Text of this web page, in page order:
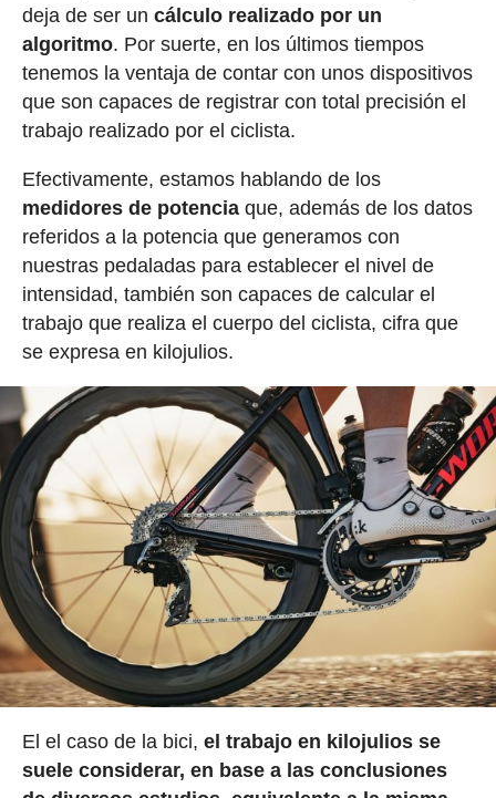
deja de ser un cálculo realizado por un
algoritmo. Por suerte, en los últimos tiempos
tenemos la ventaja de contar con unos dispositivos
que son capaces de registrar con total precisión el
trabajo realizado por el ciclista.
Efectivamente, estamos hablando de los
medidores de potenciaque, además de los datos
referidos a la potencia que generamos con
nuestras pedaladas para establecer el nivel de
intensidad, también son capaces de calcular el
trabajo que realiza el cuerpo del ciclista, cifra que
se expresa en kilojulios.
El el caso de la bici, el trabajo en kilojulios se
suele considerar, en base a las conclusiones